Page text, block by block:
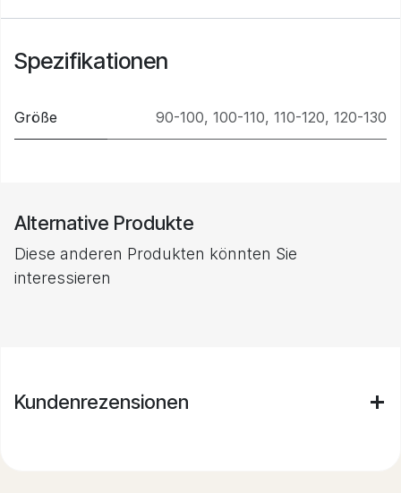
Spezifikationen
Größe 90-100, 100-110, 110-120, 120-130
Alternative Produkte
Diese anderen Produkten könnten Sie
interessieren
Kundenrezensionen